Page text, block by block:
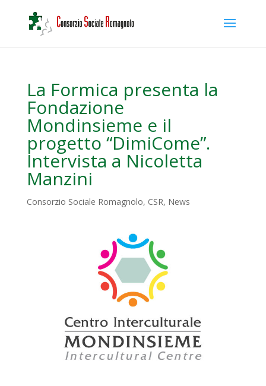
La Formica presenta la
Fondazione
Mondinsieme e il
progetto “DimiCome”.
Intervista a Nicoletta
Manzini
Consorzio Sociale Romagnolo, CSR, News